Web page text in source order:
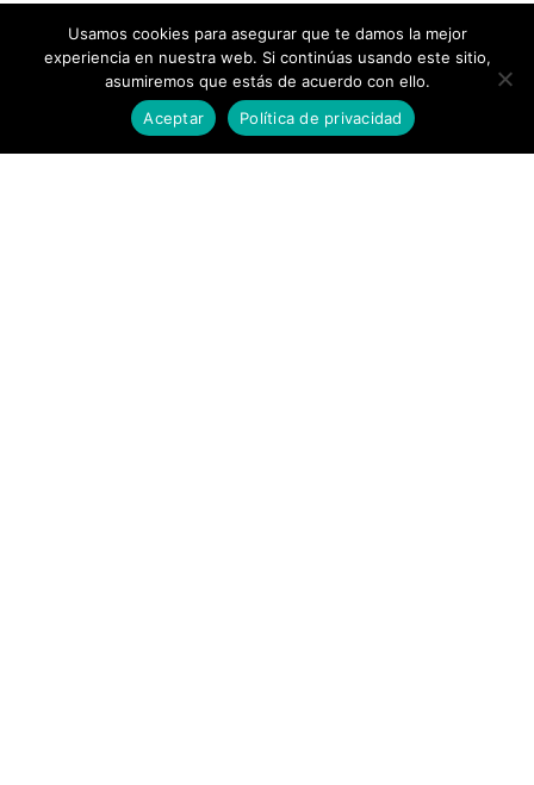
Usamos cookies para asegurar que te damos la mejor
experiencia en nuestra web. Si continúas usando este sitio,
asumiremos que estás de acuerdo con ello.
Aceptar
Política de privacidad